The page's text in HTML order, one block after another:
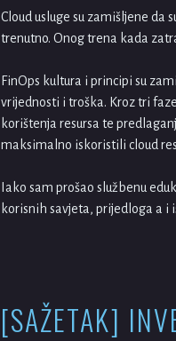
Cloud usluge su zamišljene
trenutno. Onog trena kada
FinOps kultura i principi su
vrijednosti i troška. Kroz tri
korištenja resursa te
maksimalno iskoristili cloud
Iako sam prošao službenu
korisnih savjeta, prijedloga a i
[SAŽETAK]